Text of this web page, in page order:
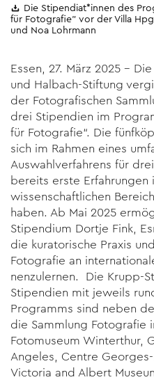
Die Stipendiat*innen des
für Fotografie" vor der Villa
und Noa Lohrmann
Essen, 27. März 2025 –
und Halbach-Stiftung
der Fotografischen
drei Stipendien im
für Fotografie“. Die
sich im Rahmen eines
Auswahlverfahrens für
bereits erste Erfahrungen
wissenschaftlichen
haben. Ab Mai 2025
Stipendium Dortje Fink,
die kuratorische Praxis
Fotografie an
nenzulernen. Die Krupp-
Stipendien mit jeweils
Programms sind neben
die Sammlung Fotografie
Fotomuseum Winterthur,
Angeles, Centre
Victoria and Albert